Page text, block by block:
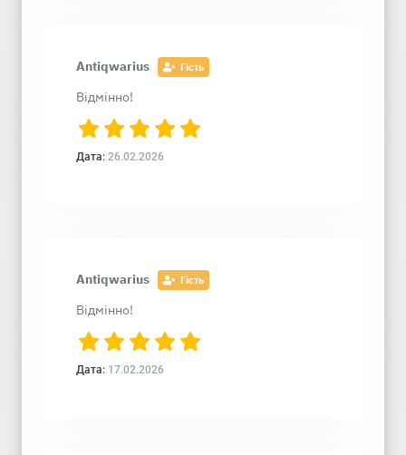
Antiqwarius Гість
Відмінно!
Дата: 26.02.2026
Antiqwarius Гість
Відмінно!
Дата: 17.02.2026